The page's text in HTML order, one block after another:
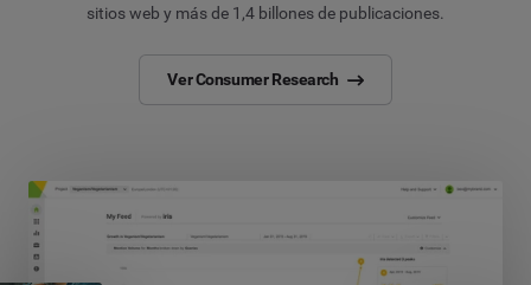
sitios web y más de 1,4 billones de publicaciones.
Ver Consumer Research